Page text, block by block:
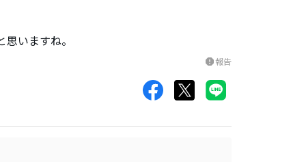
いますね。
report報告